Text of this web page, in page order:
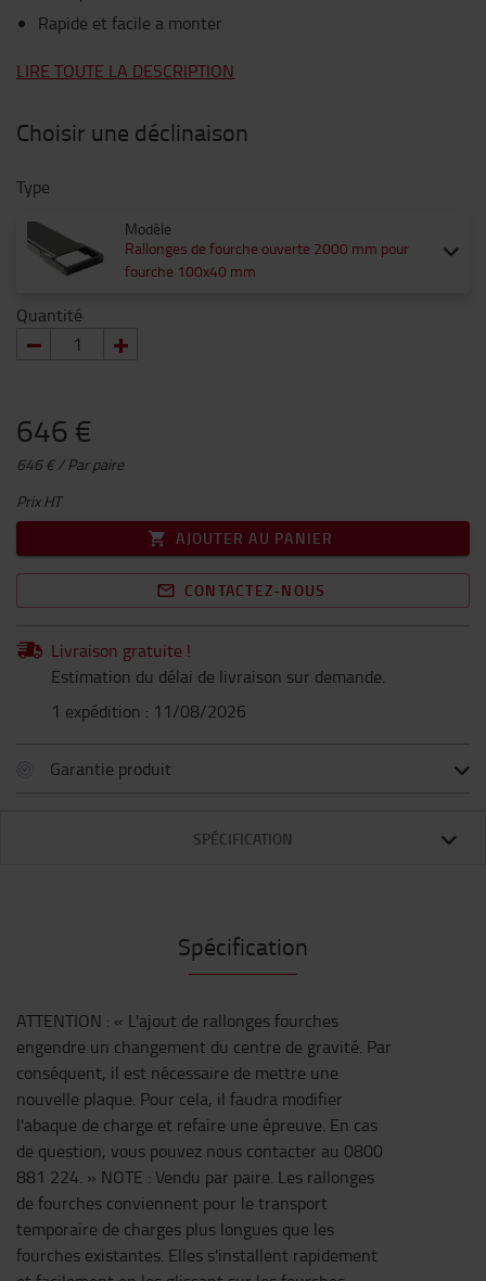
Rapide et facile a monter
LIRE TOUTE LA DESCRIPTION
Choisir une déclinaison
Type
Modèle
Rallonges de fourche ouverte 2000 mm pour
fourche 100x40 mm
Quantité
646 €
646 € / Par paire
Prix HT
AJOUTER AU PANIER
CONTACTEZ-NOUS
Livraison gratuite !
Estimation du délai de livraison sur demande.
1 expédition : 11/08/2026
Garantie produit
SPÉCIFICATION
Spécification
ATTENTION : « L'ajout de rallonges fourches
engendre un changement du centre de gravité. Par
conséquent, il est nécessaire de mettre une
nouvelle plaque. Pour cela, il faudra modifier
l'abaque de charge et refaire une épreuve. En cas
de question, vous pouvez nous contacter au 0800
881 224. » NOTE : Vendu par paire. Les rallonges
de fourches conviennent pour le transport
temporaire de charges plus longues que les
fourches existantes. Elles s'installent rapidement